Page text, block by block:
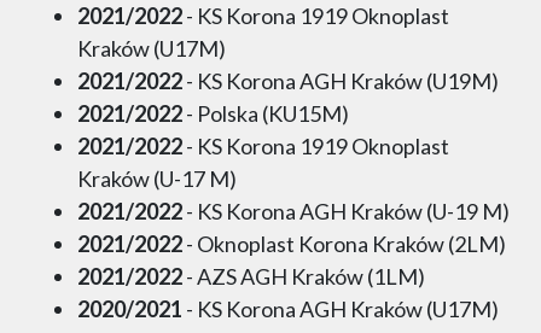
2021/2022- KS Korona 1919 Oknoplast
Kraków (U17M)
2021/2022- KS Korona AGH Kraków (U19M)
2021/2022- Polska (KU15M)
2021/2022- KS Korona 1919 Oknoplast
Kraków (U-17 M)
2021/2022- KS Korona AGH Kraków (U-19 M)
2021/2022- Oknoplast Korona Kraków (2LM)
2021/2022- AZS AGH Kraków (1LM)
2020/2021 - KS Korona AGH Kraków (U17M)